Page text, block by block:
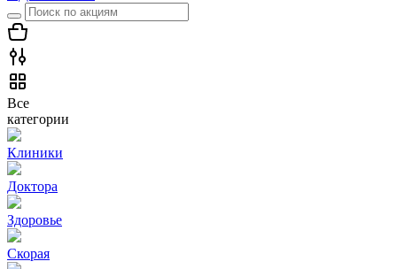
Все
категории
Клиники
Доктора
Здоровье
Скорая